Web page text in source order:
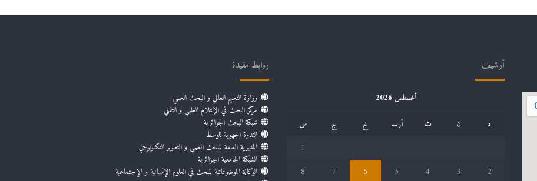
أرشيف
أغسطس 2026
د
ن ث أرب خ ج
س
1
2
3
4
5
6
7
8
روابط مفيدة
وزارة التعليم العالي و البحث العلمي
مركز البحث في الإعلام العلمي و التقني
شبكة البحث الجزائرية
الندوة الجهوية للوسط
المديرية العامة للبحث العلمي و التطوير التكنولوجي
الشبكة الجامعية الجزائرية
الوكالة الموضوعاتية للبحث في العلوم الإنسانية و الإجتماعية